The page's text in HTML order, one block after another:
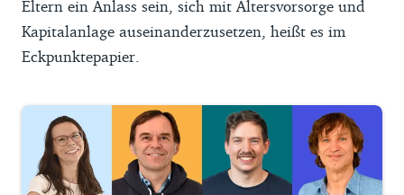
Eltern ein Anlass sein, sich mit Altersvorsorge und
Kapitalanlage auseinanderzusetzen, heißt es im
Eckpunktepapier.